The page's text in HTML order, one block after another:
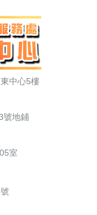
中心5樓
號地鋪
室